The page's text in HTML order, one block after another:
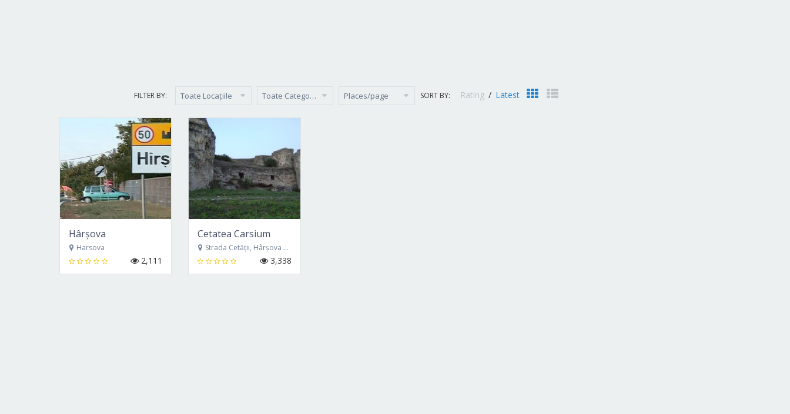
FILTER BY: Toate Locațiile Toate Categoriile Places/page SORT BY: Rating / Latest
Hârșova
Harsova
2,111
Cetatea Carsium
Strada Cetății, Hârșova 905400
3,338